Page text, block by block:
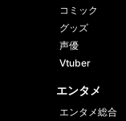
コミック
グッズ
声優
Vtuber
エンタメ
エンタメ総合